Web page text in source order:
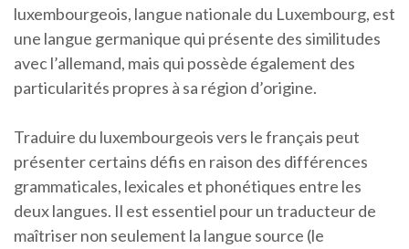
luxembourgeois, langue nationale du Luxembourg, est
une langue germanique qui présente des similitudes
avec l’allemand, mais qui possède également des
particularités propres à sa région d’origine.
Traduire du luxembourgeois vers le français peut
présenter certains défis en raison des différences
grammaticales, lexicales et phonétiques entre les
deux langues. Il est essentiel pour un traducteur de
maîtriser non seulement la langue source (le